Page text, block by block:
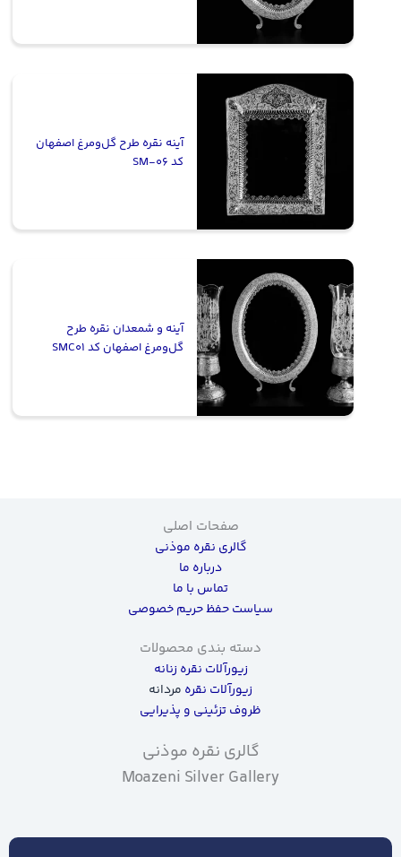
آینه نقره طرح گل‌ومرغ اصفهان
کد SM-06
آینه و شمعدان نقره طرح
گل‌ومرغ اصفهان کد SMC01
صفحات اصلی
گالری نقره موذنی
درباره ما
تماس با ما
سیاست حفظ حریم خصوصی
دسته بندی محصولات
زیورآلات نقره زنانه
زیورآلات نقره مردانه
ظروف تزئینی و پذیرایی
گالری نقره موذنی
Moazeni Silver Gallery